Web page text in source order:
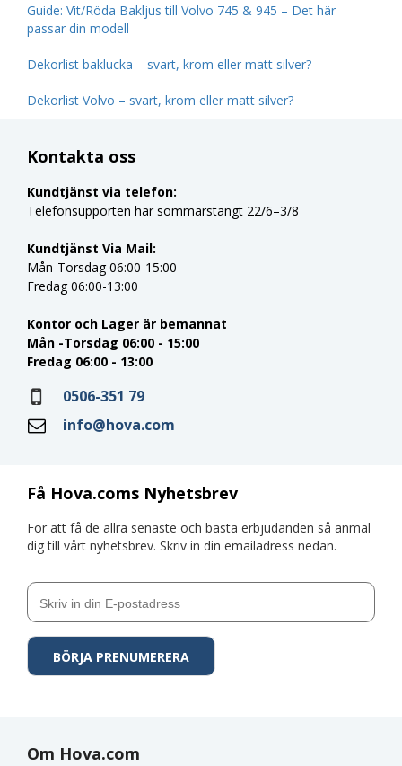
Guide: Vit/Röda Bakljus till Volvo 745 & 945 – Det här
passar din modell
Dekorlist baklucka – svart, krom eller matt silver?
Dekorlist Volvo – svart, krom eller matt silver?
Få Hova.coms Nyhetsbrev
För att få de allra senaste och bästa erbjudanden så anmäl
dig till vårt nyhetsbrev. Skriv in din emailadress nedan.
Kontakta oss
Kundtjänst via telefon:
Telefonsupporten har sommarstängt 22/6–3/8
Kundtjänst Via Mail:
Mån-Torsdag 06:00-15:00
Fredag 06:00-13:00
Kontor och Lager är bemannat
Mån -Torsdag 06:00 - 15:00
Fredag 06:00 - 13:00
0506-351 79
info@hova.com
Om Hova.com